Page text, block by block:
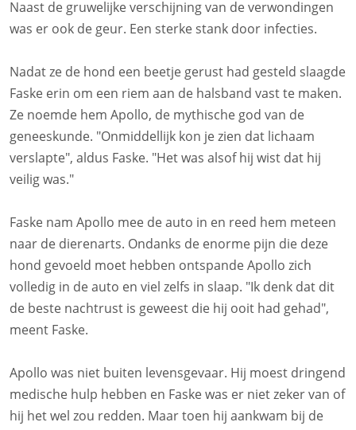
Naast de gruwelijke verschijning van de verwondingen
was er ook de geur. Een sterke stank door infecties.
Nadat ze de hond een beetje gerust had gesteld slaagde
Faske erin om een riem aan de halsband vast te maken.
Ze noemde hem Apollo, de mythische god van de
geneeskunde. "Onmiddellijk kon je zien dat lichaam
verslapte", aldus Faske. "Het was alsof hij wist dat hij
veilig was."
Faske nam Apollo mee de auto in en reed hem meteen
naar de dierenarts. Ondanks de enorme pijn die deze
hond gevoeld moet hebben ontspande Apollo zich
volledig in de auto en viel zelfs in slaap. "Ik denk dat dit
de beste nachtrust is geweest die hij ooit had gehad",
meent Faske.
Apollo was niet buiten levensgevaar. Hij moest dringend
medische hulp hebben en Faske was er niet zeker van of
hij het wel zou redden. Maar toen hij aankwam bij de